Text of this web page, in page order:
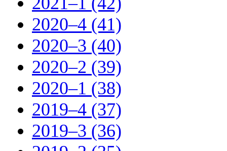
2020–4 (41)
2020–3 (40)
2020–2 (39)
2020–1 (38)
2019–4 (37)
2019–3 (36)